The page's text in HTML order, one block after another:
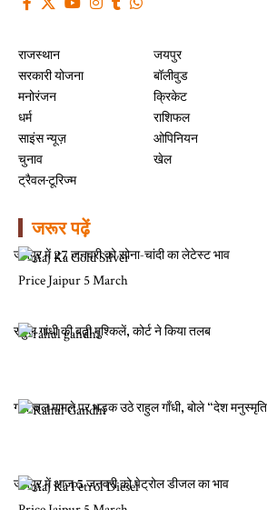
राजस्थान
सरकारी योजना
मनोरंजन
धर्म
साइंस न्यूज़
चुनाव
ट्रैवल-टूरिज्म
जयपुर
बॉलीवुड
क्रिकेट
राशिफल
ओपिनियन
खेल
जरूर पढ़ें
जयपुर में 27 जनवरी को सोना-चांदी का लेटेस्ट भाव
राहुल गांधी की बढ़ी मुश्किलें, कोर्ट ने किया तलब
गंगा जल मामले पर भड़क उठे राहुल गाँधी, बोले “देश
जयपुर में आज 5 जनवरी को पेट्रोल डीजल का भाव